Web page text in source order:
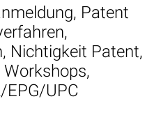
Patent
Nichtigkeit Patent,
EPG/UPC